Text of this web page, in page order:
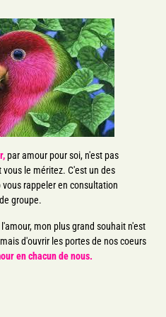
par amour pour soi, n'est pas
le méritez. C'est un des
rappeler en consultation
groupe.
mon plus grand souhait n'est
d'ouvrir les portes de nos coeurs
en chacun de nous.